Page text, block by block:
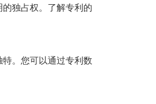
独占权。了解专利的
。您可以通过专利数